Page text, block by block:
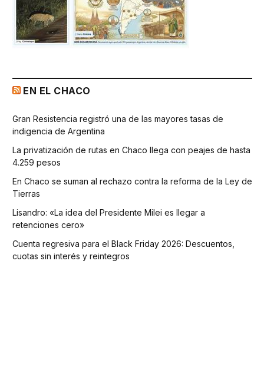
EN EL CHACO
Gran Resistencia registró una de las mayores tasas de
indigencia de Argentina
La privatización de rutas en Chaco llega con peajes de hasta
4.259 pesos
En Chaco se suman al rechazo contra la reforma de la Ley de
Tierras
Lisandro: «La idea del Presidente Milei es llegar a
retenciones cero»
Cuenta regresiva para el Black Friday 2026: Descuentos,
cuotas sin interés y reintegros